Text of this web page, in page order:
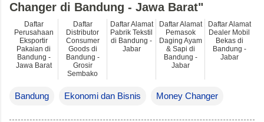
Bandung Ekonomi dan Bisnis Money Changer
Changer di Bandung - Jawa Barat"
Daftar
Perusahaan
Eksportir
Pakaian di
Bandung -
Jawa Barat
Daftar
Distributor
Consumer
Goods di
Bandung -
Grosir
Sembako
Daftar Alamat
Pabrik Tekstil
di Bandung -
Jabar
Daftar Alamat
Pemasok
Daging Ayam
& Sapi di
Bandung -
Jabar
Daftar Alamat
Dealer Mobil
Bekas di
Bandung -
Jabar